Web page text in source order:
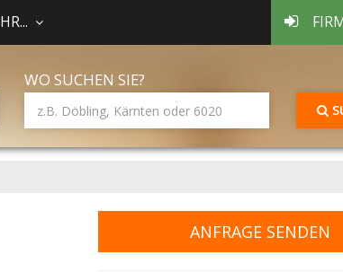
WO SUCHEN SIE?
ANFRAGE SENDEN